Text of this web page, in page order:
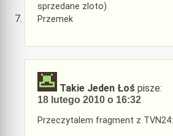
sprzedane zloto)
Przemek
Takie Jeden Łoś pisze:
18 lutego 2010 o 16:32
Przeczytalem fragment z TVN24: